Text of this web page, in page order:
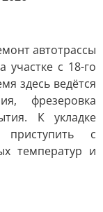
автотрассы
участке с 18-го
здесь ведётся
фрезеровка
К укладке
приступить с
температур и